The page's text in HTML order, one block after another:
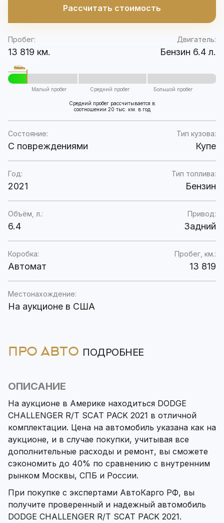
Рассчитать стоимость
Пробег:
13 819 км.
Двигатель:
Бензин 6.4 л.
Малый пробег Средний пробег Большой пробег
Средний пробег рассчитывается в
соотношении 20 тыс. км. в год
Состояние:
C повреждениями
Тип кузова:
Купе
Год:
2021
Тип топлива:
Бензин
Объём, л.:
6.4
Привод:
Задний
Коробка:
Автомат
Пробег, км.:
13 819
Местонахождение:
На аукционе в США
ПРО АВТО ПОДРОБНЕЕ
ОПИСАНИЕ
На аукционе в Америке находиться DODGE
CHALLENGER R/T SCAT PACK 2021 в отличной
комплектации. Цена на автомобиль указана как на
аукционе, и в случае покупки, учитывая все
дополнительные расходы и ремонт, вы сможете
сэкономить до 40% по сравнению с внутренним
рынком Москвы, СПБ и России.
При покупке с экспертами АвтоКарго РФ, вы
получите проверенный и надежный автомобиль
DODGE CHALLENGER R/T SCAT PACK 2021.